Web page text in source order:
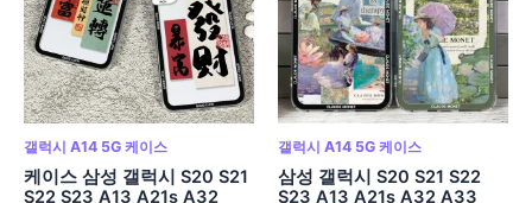
갤럭시 A14 5G 케이스
케이스 삼성 갤럭시 S20 S21
S22 S23 A13 A21s A32
갤럭시 A14 5G 케이스
삼성 갤럭시 S20 S21 S22
S23 A13 A21s A32 A33